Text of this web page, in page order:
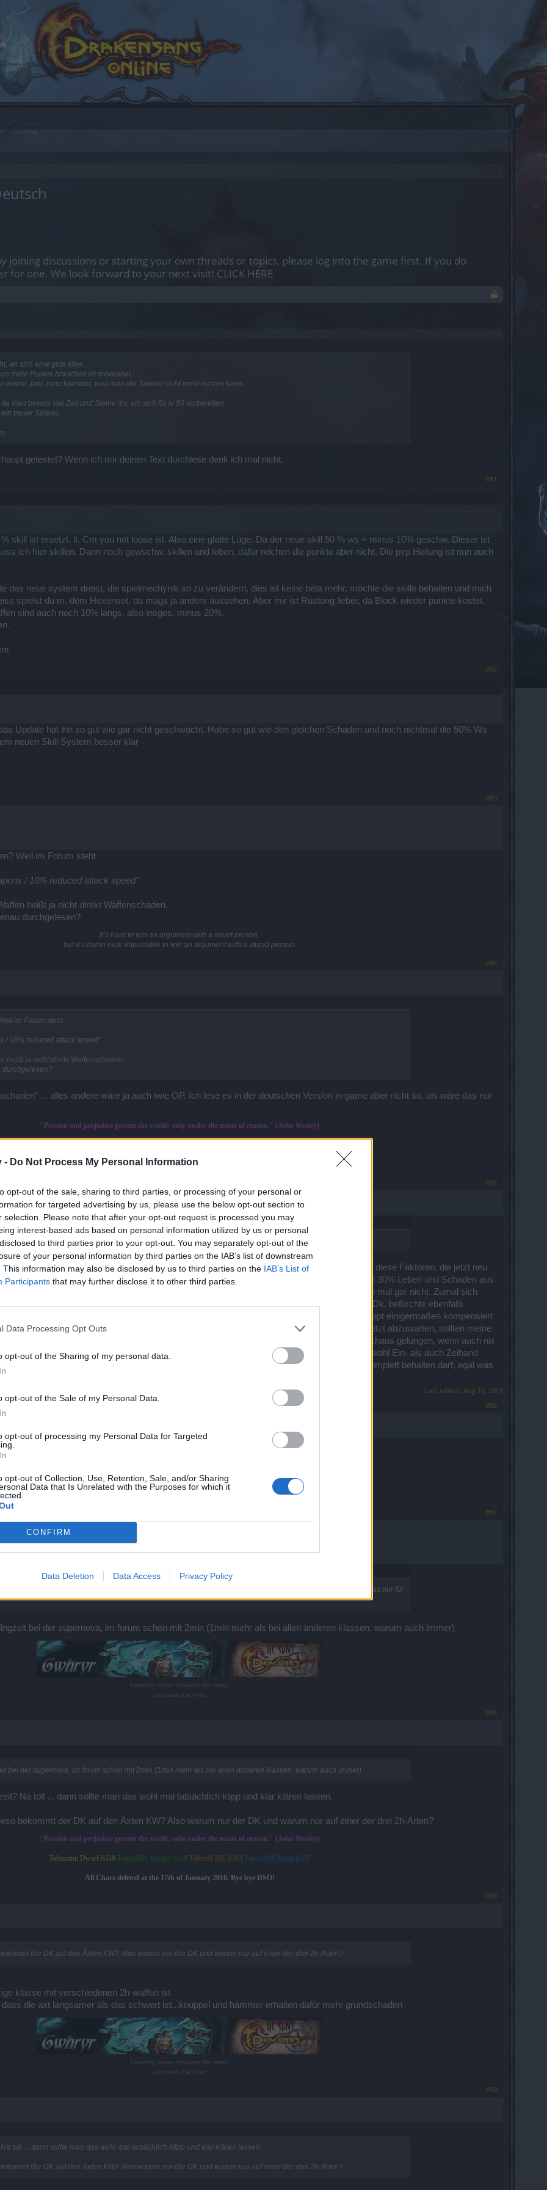
- Do Not Process My Personal Information
opt-out of the sale, sharing to third parties, or processing of your personal or
for targeted advertising by us, please use the below opt-out section to
selection. Please note that after your opt-out request is processed you may
interest-based ads based on personal information utilized by us or personal
to third parties prior to your opt-out. You may separately opt-out of the
of your personal information by third parties on the IAB’s list of downstream
This information may also be disclosed by us to third parties on the IAB’s List of
Participants that may further disclose it to other third parties.
Data Processing Opt Outs
opt-out of the Sharing of my personal data.
opt-out of the Sale of my Personal Data.
opt-out of processing my Personal Data for Targeted
opt-out of Collection, Use, Retention, Sale, and/or Sharing
Data that Is Unrelated with the Purposes for which it
CONFIRM
Data Deletion Data Access Privacy Policy
joining discussions or starting your own threads or topics, please log into the game first. If you do
for one. We look forward to your next visit! CLICK HERE
an sich eine gute Idee...
mehr Punkte brauchen ist miserabel.
einem Jahr zurückgesetzt, weil man die Talente nicht mehr nutzen kann.
man bereits viel Zeit und Steine inv. um sich für lv 50 vorbereiten.
treuer Spieler.
getestet? Wenn ich mir deinen Text durchlese denk ich mal nicht.
#81
skill ist ersetzt. lt. Cm you not loose ist. Also eine glatte Lüge. Da der neue skill 50 % ws + minus 10% geschw. Dieser ist
ich hier skillen. Dann noch gewschw. skillen und leben, dafür reichen die punkte aber nicht. Die pvp Heilung ist nun auch
das neue system dreist, die spielmechynik so zu verändern, dies ist keine beta mehr, möchte die skills behalten und mich
spielst du m. dem Hexenset, da mags ja anders aussehen. Aber mir ist Rüstung lieber, da Block wieder punkte kostet,
sind auch noch 10% langs. also insges. minus 20%.
#82
Update hat ihn so gut wie gar nicht geschwächt. Habe so gut wie den gleichen Schaden und noch nichtmal die 50% Ws
neuen Skill System besser klar
#83
Weil im Forum steht
/ 10% reduced attack speed"
heißt ja nicht direkt Waffenschaden.
durchgelesen?
It’s hard to win an argument with a smart person,
but it’s damn near impossible to win an argument with a stupid person.
#84
im Forum steht
/ 10% reduced attack speed"
heißt ja nicht direkt Waffenschaden.
durchgelesen?
... alles andere wäre ja auch iwie OP. Ich lese es in der deutschen Version in-game aber nicht so, als wäre das nur
"Passion and prejudice govern the world; only under the name of reason." (John Wesley)
All Chars deleted at the 17th of January 2016. Bye bye DSO!
#85
Wenn ich mir deinen Text durchlese denk ich mal nicht.
Test möglich (unter anderem wegen dem fehlenden Wissensbaum). Erst wenn alle diese Faktoren, die jetzt neu
Main angewand worden sind, kann man sehen was sie fabriziert haben. Diese fehlenden 30% Leben und Schaden aus
leicht zu kompensieren für einen Dk, in Verbindung mit den gestrichenen 40% Skills , schon mal gar nicht. Zumal sich
befinden und daher wenig Punkte für die Stats Verbesserungen übrig bleiben. Ich als Dk, befürchte ebenfalls
Einführung und keine Verbesserung, da sich mir im mom nicht erschließt, wie das überhaupt einigermaßen kompensiert
kann das m.M nach nicht gelingen. Da Bp bis zum Release gar nix ändern wird, gilt es jetzt abzuwarten, sollten meine
besser...... Der Erfahrungsbaum ist übrigens, gegenüber den beiden anderen Bäumen, durchaus gelungen, wenn auch nix
wurde. der 50% skill, den jede Klasse erhält, ist übrigens nur Waffenschaden und für sowohl Ein- als auch Zeihand
Bei dem Skill kommt jetzt wieder zur Geltung, das nur der Waldi seine Ausrüstung komplett behalten darf, egal was
Slots, ist m.M. auch nicht besoders gut für die Balance, aber sei es drum...
Last edited: Aug 10, 2015
#86
hast du überhaupt getestet?
#87
... alles andere wäre ja auch iwie OP. Ich lese es in der deutschen Version in-game aber nicht so, als wäre das nur für
bei der supernova, im forum schon mit 2min (1min mehr als bei allen anderen klassen, warum auch immer)
Learning never exhausts the mind.
Leonardo Da Vinci
#88
bei der supernova, im forum schon mit 2min (1min mehr als bei allen anderen klassen, warum auch immer)
Na toll ... dann sollte man das wohl mal tatsächlich klipp und klar klären lassen.
bekommt der DK auf den Äxten KW? Also warum nur der DK und warum nur auf einer der drei 2h-Arten?
"Passion and prejudice govern the world; only under the name of reason." (John Wesley)
Tobixmini Dwarf lvl39 Tobix6001 Ranger lvl40 Tobix61 DK lvl43 Tobix1006 Mage lvl50
All Chars deleted at the 17th of January 2016. Bye bye DSO!
#89
der DK auf den Äxten KW? Also warum nur der DK und warum nur auf einer der drei 2h-Arten?
klasse mit verschiedenen 2h-waffen ist
die axt langsamer als das schwert ist...knüppel und hämmer erhalten dafür mehr grundschaden
Learning never exhausts the mind.
Leonardo Da Vinci
#90
toll ... dann sollte man das wohl mal tatsächlich klipp und klar klären lassen.
der DK auf den Äxten KW? Also warum nur der DK und warum nur auf einer der drei 2h-Arten?